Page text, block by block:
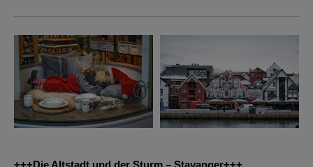
+++Die Altstadt und der Sturm – Stavanger+++